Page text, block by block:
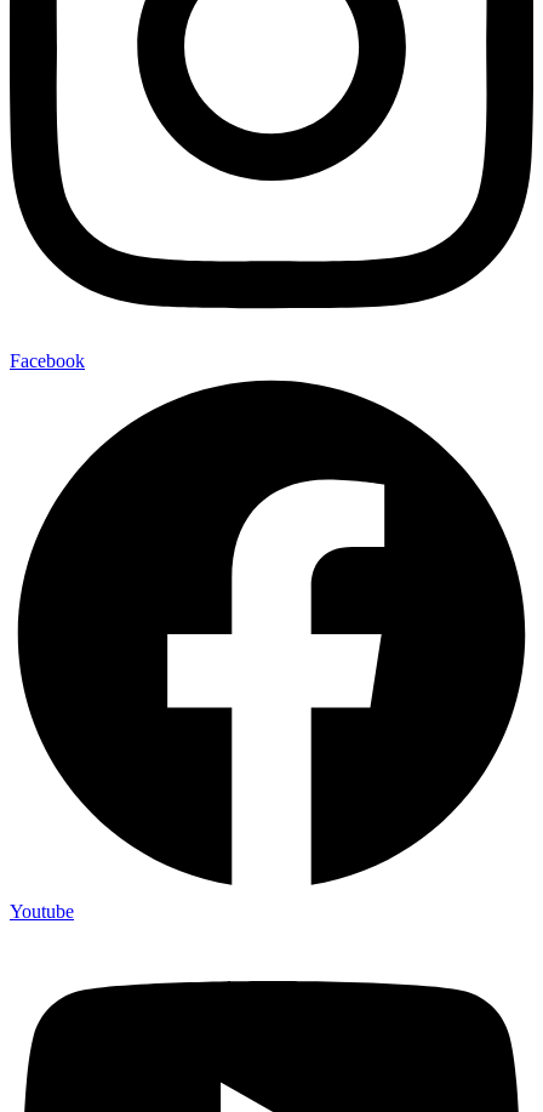
Facebook
Youtube